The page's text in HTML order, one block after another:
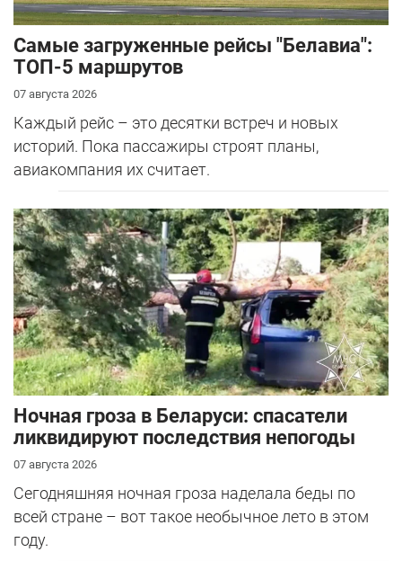
Самые загруженные рейсы "Белавиа":
ТОП-5 маршрутов
07 августа 2026
Каждый рейс – это десятки встреч и новых
историй. Пока пассажиры строят планы,
авиакомпания их считает.
Ночная гроза в Беларуси: спасатели
ликвидируют последствия непогоды
07 августа 2026
Сегодняшняя ночная гроза наделала беды по
всей стране – вот такое необычное лето в этом
году.